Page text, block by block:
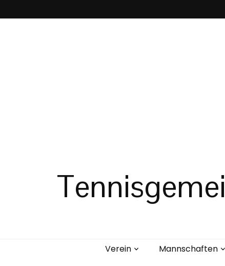
Verein Mannschaften